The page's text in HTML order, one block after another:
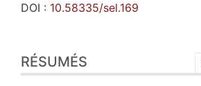
DOI : 10.58335/sel.169
Index
Plan
RÉSUMÉS